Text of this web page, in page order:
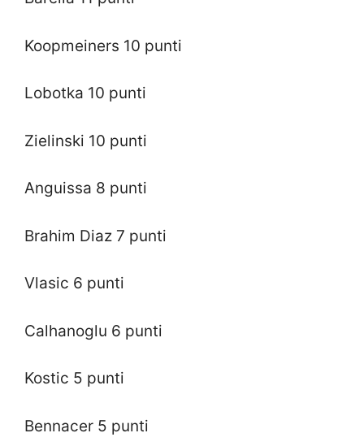
Koopmeiners 10 punti
Lobotka 10 punti
Zielinski 10 punti
Anguissa 8 punti
Brahim Diaz 7 punti
Vlasic 6 punti
Calhanoglu 6 punti
Kostic 5 punti
Bennacer 5 punti